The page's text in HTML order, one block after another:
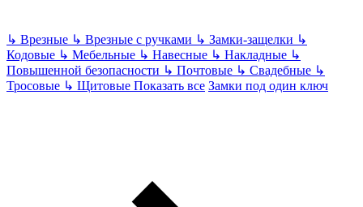
↳ Врезные ↳ Врезные с ручками ↳ Замки-защелки ↳
Кодовые ↳ Мебельные ↳ Навесные ↳ Накладные ↳
Повышенной безопасности ↳ Почтовые ↳ Свадебные ↳
Тросовые ↳ Щитовые Показать все Замки под один ключ